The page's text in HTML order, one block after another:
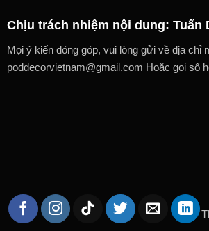
Chịu trách nhiệm nội dung: Tuấn
Mọi ý kiến đóng góp, vui lòng gửi về địa chỉ
poddecorvietnam@gmail.com Hoặc gọi số